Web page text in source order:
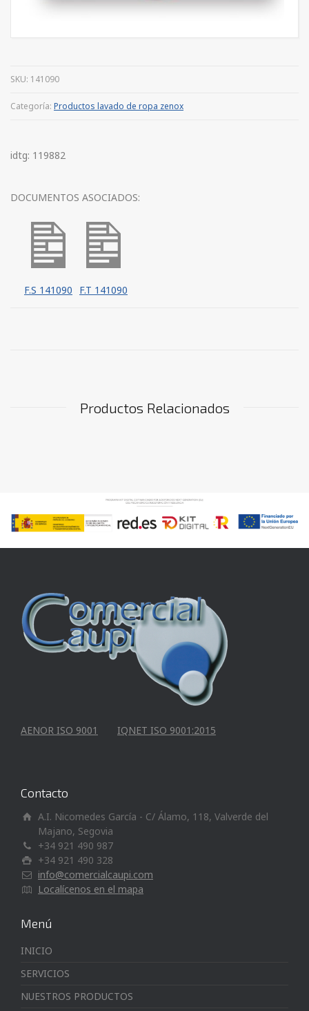
SKU: 141090
Categoría: Productos lavado de ropa zenox
idtg: 119882
DOCUMENTOS ASOCIADOS:
F.S 141090 F.T 141090
Productos Relacionados
AENOR ISO 9001 IQNET ISO 9001:2015
Contacto
A.I. Nicomedes García - C/ Álamo, 118, Valverde del
Majano, Segovia
+34 921 490 987
+34 921 490 328
info@comercialcaupi.com
Localícenos en el mapa
Menú
INICIO
SERVICIOS
NUESTROS PRODUCTOS